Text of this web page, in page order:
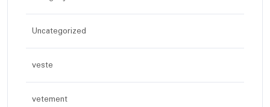
Uncategorized
veste
vetement